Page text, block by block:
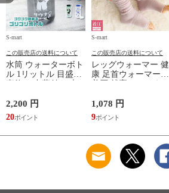
S-mart
この販売店の送料について
水筒 ウォーターボト
ル 1リットル 目盛り
直飲み 中蓋付き 大
マイボトル 動物 ア
ニマル ゴリラ ごリ
ラックス ゴリゴリボ
2,200 円
20
S-mart
この販売店の送料について
レッグウォーマー 健
康 足首ウォーマー
着圧 就寝 おしゃれ
ふんわり 足湯のよう
なぽかぽかナイトウ
ォーマー inf-26
1,078 円
9